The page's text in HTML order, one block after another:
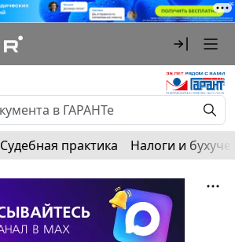
Судебная практика Налоги и